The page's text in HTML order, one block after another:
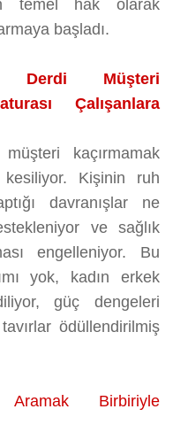
temel hak olarak
başladı.
Derdi Müşteri
Çalışanlara
kaçırmamak
kesiliyor. Kişinin ruh
davranışlar ne
ve sağlık
engelleniyor. Bu
yok, kadın erkek
güç dengeleri
ödüllendirilmiş
Birbiriyle